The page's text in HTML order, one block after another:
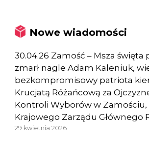
Nowe wiadomości
30.04.26 Zamość – Msza święta
zmarł nagle Adam Kaleniuk,
bezkompromisowy patriota
Krucjatą Różańcową za
Kontroli Wyborów w Zamościu,
Krajowego Zarządu Głównego
29 kwietnia 2026